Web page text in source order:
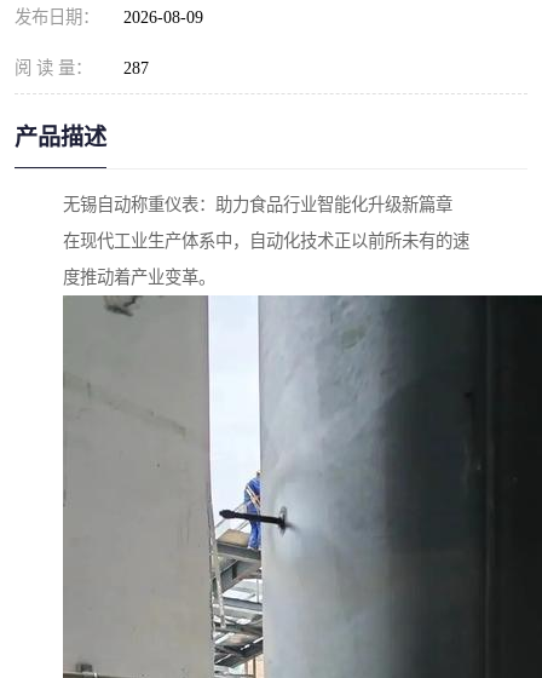
发布日期： 2026-08-09
阅 读 量： 287
产品描述
无锡自动称重仪表：助力食品行业智能化升级新篇章
在现代工业生产体系中，自动化技术正以前所未有的速
度推动着产业变革。